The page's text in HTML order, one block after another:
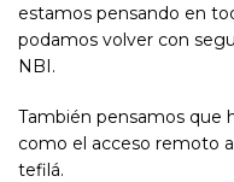
estamos pensando en
podamos volver con
NBI.
También pensamos que
como el acceso remoto
tefilá.